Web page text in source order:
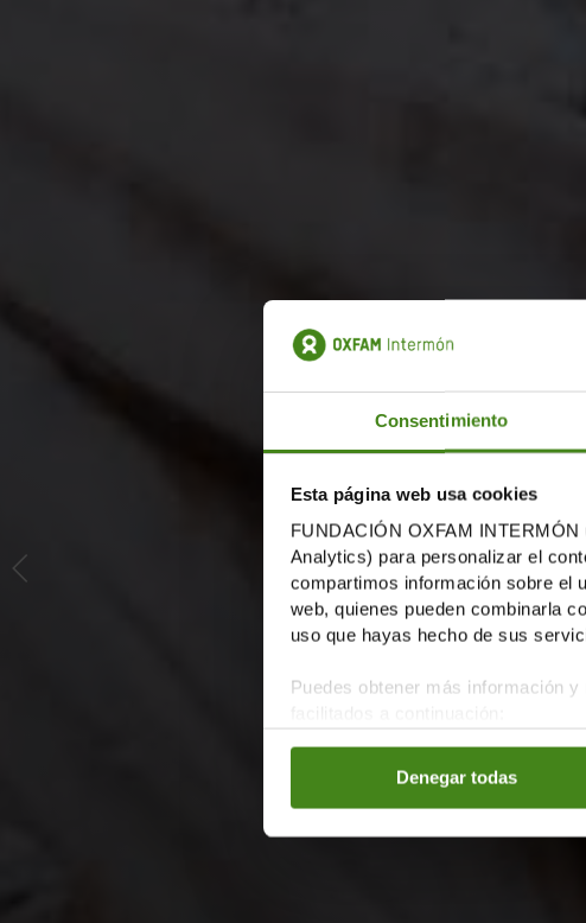
Consentimiento
Esta página web usa cookies
FUNDACIÓN OXFAM
Analytics) para personalizar el
compartimos información sobre el
web, quienes pueden combinarla
uso que hayas hecho de sus
Puedes obtener más información
Denegar todas